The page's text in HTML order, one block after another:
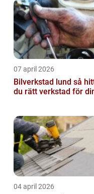
07 april 2026
Bilverkstad lund så hittar
du rätt verkstad för
04 april 2026